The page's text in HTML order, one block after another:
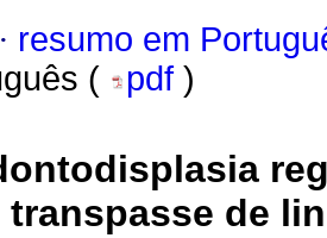
· resumo em
(
pdf )
transpasse de